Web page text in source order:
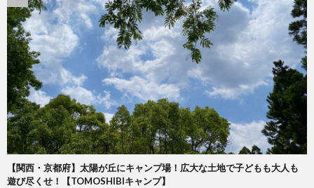
【関西・京都府】太陽が丘にキャンプ場！広大な土地で子どもも大人も
遊び尽くせ！【TOMOSHIBIキャンプ】